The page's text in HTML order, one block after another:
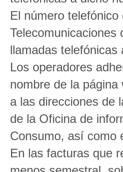
El número
llamadas
Los operadores
nombre de la
a las direcciones de
de la Oficina de
Consumo, así como
En las facturas que